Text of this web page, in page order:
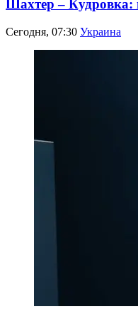
Шахтер – Кудровка:
Сегодня, 07:30 Украина